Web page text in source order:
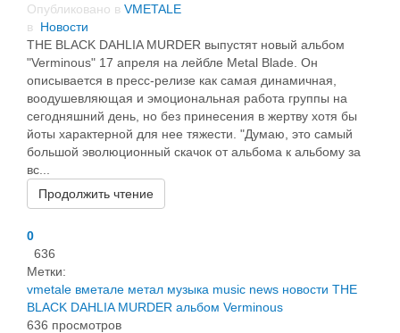
Опубликовано в VMETALE
в Новости
THE BLACK DAHLIA MURDER выпустят новый альбом
"Verminous" 17 апреля на лейбле Metal Blade. Он
описывается в пресс-релизе как самая динамичная,
воодушевляющая и эмоциональная работа группы на
сегодняшний день, но без принесения в жертву хотя бы
йоты характерной для нее тяжести. "Думаю, это самый
большой эволюционный скачок от альбома к альбому за
вс...
Продолжить чтение
0
636
Метки:
vmetale вметале метал музыка music news новости THE
BLACK DAHLIA MURDER альбом Verminous
636 просмотров